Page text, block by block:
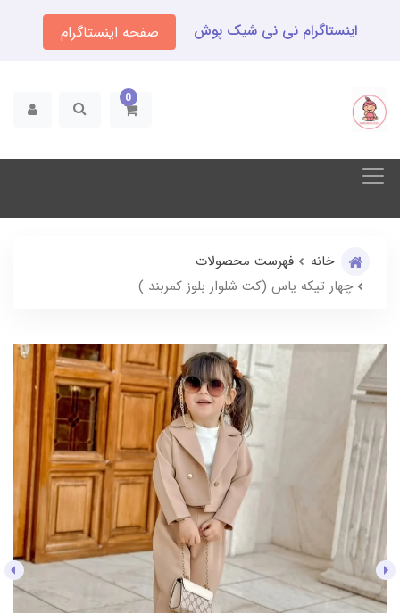
اینستاگرام نی نی شیک پوش صفحه اینستاگرام
0
خانه
فهرست محصولات
چهار تیکه یاس (کت شلوار بلوز کمربند )